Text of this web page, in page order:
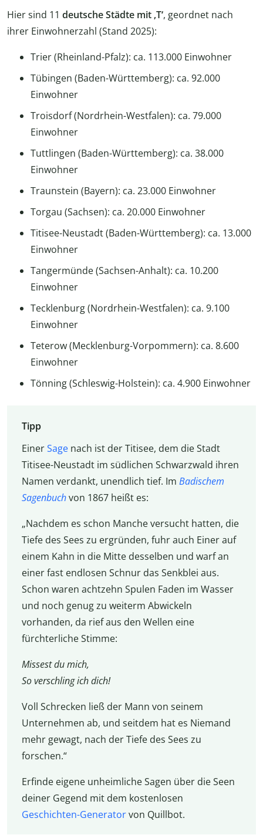
Hier sind 11 deutsche Städte mit ‚T‘, geordnet nach
ihrer Einwohnerzahl (Stand 2025):
Trier (Rheinland-Pfalz): ca. 113.000 Einwohner
Tübingen (Baden-Württemberg): ca. 92.000
Einwohner
Troisdorf (Nordrhein-Westfalen): ca. 79.000
Einwohner
Tuttlingen (Baden-Württemberg): ca. 38.000
Einwohner
Traunstein (Bayern): ca. 23.000 Einwohner
Torgau (Sachsen): ca. 20.000 Einwohner
Titisee-Neustadt (Baden-Württemberg): ca. 13.000
Einwohner
Tangermünde (Sachsen-Anhalt): ca. 10.200
Einwohner
Tecklenburg (Nordrhein-Westfalen): ca. 9.100
Einwohner
Teterow (Mecklenburg-Vorpommern): ca. 8.600
Einwohner
Tönning (Schleswig-Holstein): ca. 4.900 Einwohner
Tipp
EinerSagenach ist der Titisee, dem die Stadt
Titisee-Neustadt im südlichen Schwarzwald ihren
Namen verdankt, unendlich tief. Im Badischem
Sagenbuchvon 1867 heißt es:
„Nachdem es schon Manche versucht hatten, die
Tiefe des Sees zu ergründen, fuhr auch Einer auf
einem Kahn in die Mitte desselben und warf an
einer fast endlosen Schnur das Senkblei aus.
Schon waren achtzehn Spulen Faden im Wasser
und noch genug zu weiterm Abwickeln
vorhanden, da rief aus den Wellen eine
fürchterliche Stimme:
Missest du mich,
So verschling ich dich!
Voll Schrecken ließ der Mann von seinem
Unternehmen ab, und seitdem hat es Niemand
mehr gewagt, nach der Tiefe des Sees zu
forschen.“
Erfinde eigene unheimliche Sagen über die Seen
deiner Gegend mit dem kostenlosen
Geschichten-Generatorvon Quillbot.